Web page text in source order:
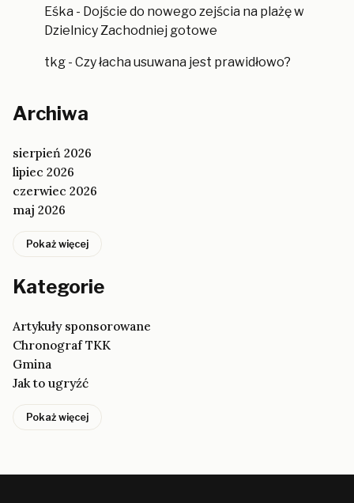
Eśka - Dojście do nowego zejścia na plażę w
Dzielnicy Zachodniej gotowe
tkg - Czy łacha usuwana jest prawidłowo?
Archiwa
sierpień 2026
lipiec 2026
czerwiec 2026
maj 2026
Pokaż więcej
Kategorie
Artykuły sponsorowane
Chronograf TKK
Gmina
Jak to ugryźć
Pokaż więcej